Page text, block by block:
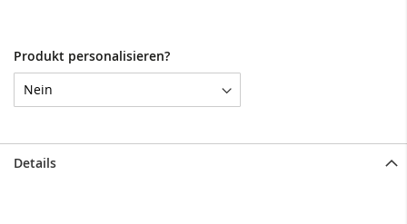
Produkt personalisieren?
Details